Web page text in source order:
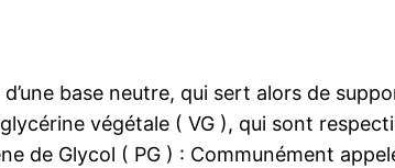
base neutre, qui sert alors de
végétale ( VG ), qui sont
de Glycol ( PG ) : Communément